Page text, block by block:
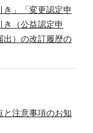
き」「変更認定申
（公益認定申
出）の改訂履歴の
と注意事項のお知